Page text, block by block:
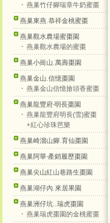
‧ 燕巢竹仔腳瑞章牛奶蜜棗
燕巢東燕.恭祥金桃蜜棗
燕巢觀水農場蜜棗園
‧ 燕巢觀水農場的蜜棗
燕巢小崗山.萬壽棗園
燕巢金山.信憶棗園
‧ 燕巢金山信憶搶頭香蜜棗
燕巢龍豐府‧明長棗園
‧ 燕巢龍豐府明長(雪)蜜棗
+紅心珍珠芭樂
燕巢崎溜山腳.育仙棗園
燕巢阿華‧產銷履歷棗園
燕巢尖山紅山巷路生棗園
燕巢湖仔內.來居果園
燕巢洲仔坑..瑞虎棗園
‧ 燕巢瑞虎棗園的金桃蜜棗